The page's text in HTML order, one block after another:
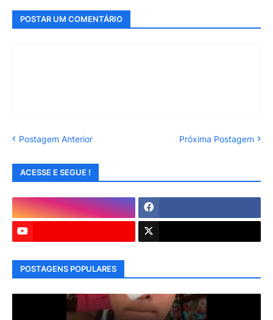
POSTAR UM COMENTÁRIO
Postagem Anterior Próxima Postagem
ACESSE E SEGUE !
POSTAGENS POPULARES